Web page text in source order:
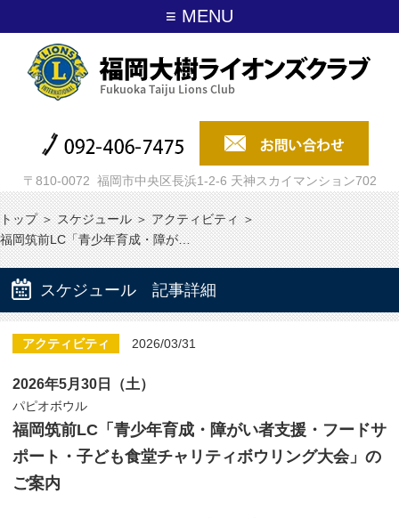
≡ MENU
〒810-0072 福岡市中央区長浜1-2-6 天神スカイマンション702
トップ＞ スケジュール＞ アクティビティ＞
福岡筑前LC「青少年育成・障が…
スケジュール 記事詳細
アクティビティ 2026/03/31
2026年5月30日（土）
パピオボウル
福岡筑前LC「青少年育成・障がい者支援・フードサ
ポート・子ども食堂チャリティボウリング大会」の
ご案内